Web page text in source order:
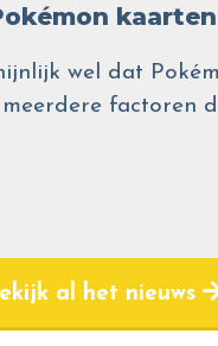
wel dat
factoren
al het nieuws